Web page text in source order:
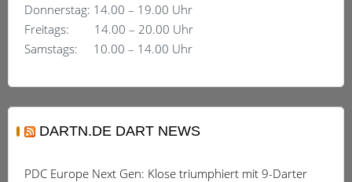
Donnerstag: 14.00 – 19.00 Uhr
Freitags: 14.00 – 20.00 Uhr
Samstags: 10.00 – 14.00 Uhr
DARTN.DE DART NEWS
PDC Europe Next Gen: Klose triumphiert mit 9-Darter